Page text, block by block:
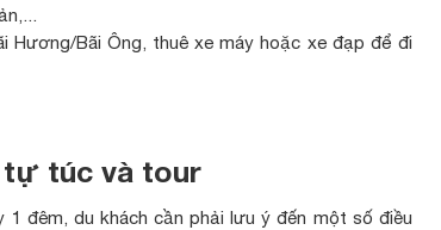
Hương/Bãi Ông, thuê xe máy hoặc xe đạp để đi
tự túc và tour
đêm, du khách cần phải lưu ý đến một số điều